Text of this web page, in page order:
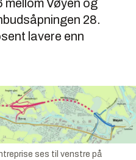
Vøyen og
28.
lavere enn
ses til venstre på